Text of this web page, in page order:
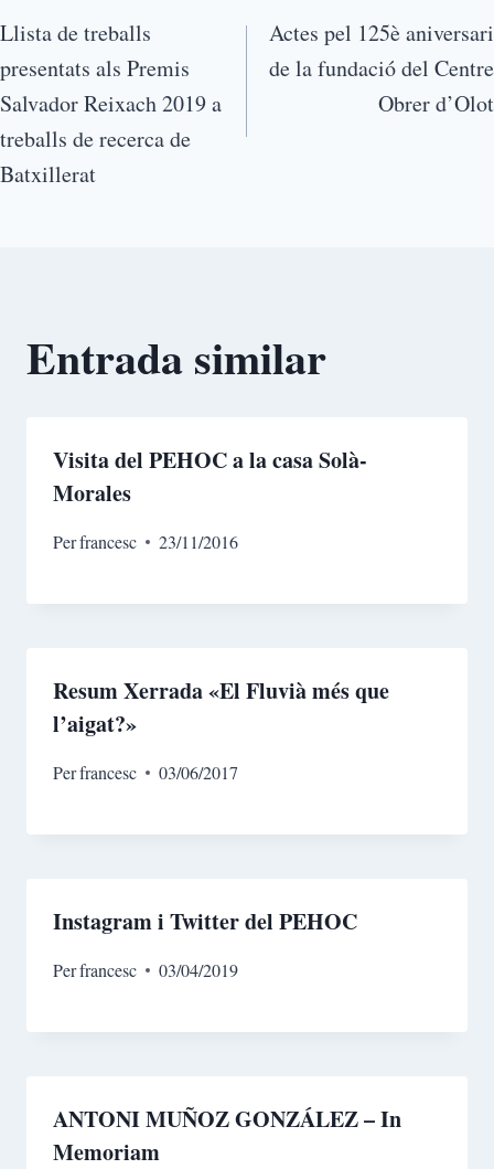
Llista de treballs
presentats als Premis
Salvador Reixach 2019 a
treballs de recerca de
Batxillerat
Actes pel 125è aniversari
de la fundació del Centre
Obrer d’Olot
Entrada similar
Visita del PEHOC a la casa Solà-
Morales
Perfrancesc 23/11/2016
Resum Xerrada «El Fluvià més que
l’aigat?»
Perfrancesc 03/06/2017
Instagram i Twitter del PEHOC
Perfrancesc 03/04/2019
ANTONI MUÑOZ GONZÁLEZ – In
Memoriam